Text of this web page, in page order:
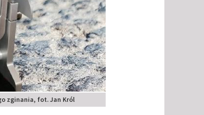
zginania, fot. Jan Król